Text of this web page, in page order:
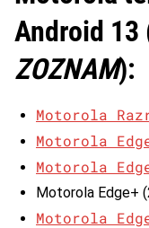
Android 13
ZOZNAM):
Motorola
Motorola
Motorola
Motorola Edge+
Motorola